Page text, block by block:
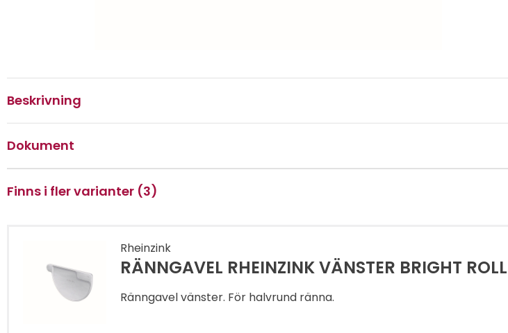
Beskrivning
Dokument
Finns i fler varianter (3)
Rheinzink
RÄNNGAVEL RHEINZINK VÄNSTER BRIGHT
Ränngavel vänster. För halvrund ränna.